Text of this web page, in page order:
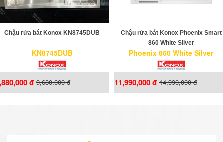
Chậu rửa bát Konox KN8745DUB
KN8745DUB
đ 9,680,000 đ
Chậu rửa bát Konox Phoenix Smart
860 White Silver
Phoenix 860 White Silver
11,990,000 đ 14,990,000 đ